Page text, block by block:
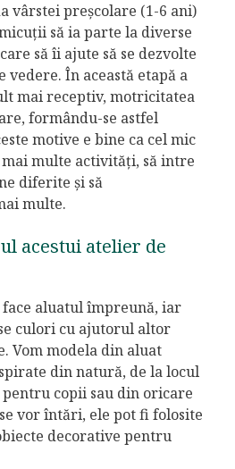
vârstei preșcolare (1-6 ani)
să ia parte la diverse
să îi ajute să se dezvolte
vedere. În această etapă a
mai receptiv, motricitatea
formându-se astfel
motive e bine ca cel mic
multe activități, să intre
diferite și să
multe.
acestui atelier de
face aluatul împreună, iar
culori cu ajutorul altor
Vom modela din aluat
din natură, de la locul
pentru copii sau din oricare
vor întări, ele pot fi folosite
decorative pentru